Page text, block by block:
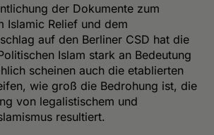
der Dokumente zum
Islamic Relief und dem
auf den Berliner CSD hat die
Islam stark an Bedeutung
scheinen auch die etablierten
wie groß die Bedrohung ist, die
von legalistischem und
resultiert.